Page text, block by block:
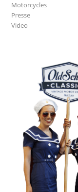
Motorcycles
Presse
Video